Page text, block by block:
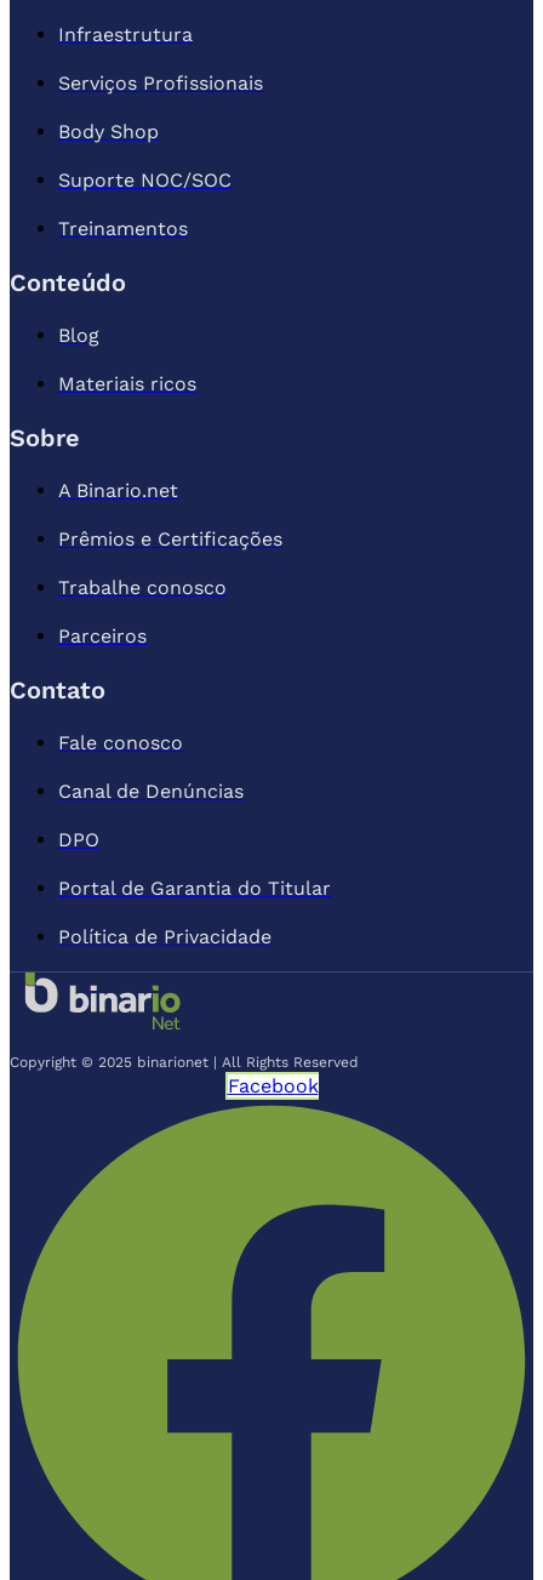
Infraestrutura
Serviços Profissionais
Body Shop
Suporte NOC/SOC
Treinamentos
Conteúdo
Blog
Materiais ricos
Sobre
A Binario.net
Prêmios e Certificações
Trabalhe conosco
Parceiros
Contato
Fale conosco
Canal de Denúncias
DPO
Portal de Garantia do Titular
Política de Privacidade
Copyright © 2025 binarionet | All Rights Reserved
Facebook